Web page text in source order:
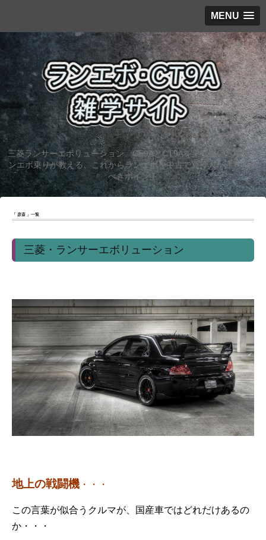
MENU
三菱ランサーエボリューション CE9AとCT9Aを乗り継いだ現役ラ
ンエボ乗りが教える、これからランエボを中古で買う人が注意する
べきポイント
「 彦斎 」一覧
三菱・ランサーエボリューション
地上の戦闘機 ・・・
この言葉が似合うクルマが、国産車ではどれだけあるの
か・・・